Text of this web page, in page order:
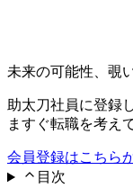
未来の可能性、覗
助太刀社員に登録
ますぐ転職を考え
会員登録はこちら
目次